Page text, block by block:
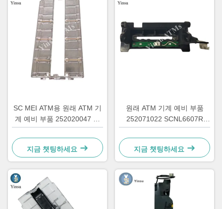
SC MEI ATM용 원래 ATM 기
계 예비 부품 252020047 키
오스크 MEI SC 사전 지폐 빌
유효성 검사기 커버 Assy
252020047
지금 챗팅하세요
원래 ATM 기계 예비 부품
252071022 SCNL6607R
RS232 MEI 지폐 가져오기 유
효성 검사기 252071022
SCNL6607R MEI ATM용
지금 챗팅하세요